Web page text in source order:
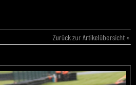
Zurück zur Artikelübersicht »